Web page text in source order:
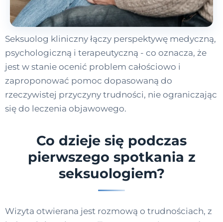
Seksuolog kliniczny łączy perspektywę medyczną,
psychologiczną i terapeutyczną - co oznacza, że
jest w stanie ocenić problem całościowo i
zaproponować pomoc dopasowaną do
rzeczywistej przyczyny trudności, nie ograniczając
się do leczenia objawowego.
Co dzieje się podczas
pierwszego spotkania z
seksuologiem?
Wizyta otwierana jest rozmową o trudnościach, z